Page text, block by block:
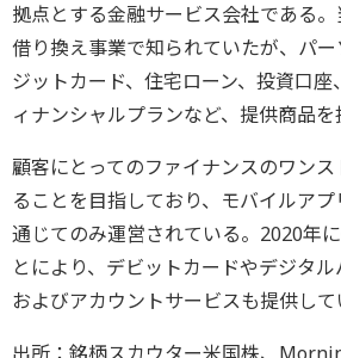
拠点とする金融サービス会社である
借り換え事業で知られていたが、パ
ジットカード、住宅ローン、投資口
ィナンシャルプランなど、提供商品を
顧客にとってのファイナンスのワン
ることを目指しており、モバイルア
通じてのみ運営されている。2020年
とにより、デビットカードやデジタ
およびアカウントサービスも提供して